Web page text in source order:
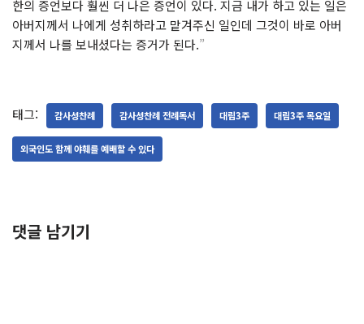
한의 증언보다 훨씬 더 나은 증언이 있다. 지금 내가 하고 있는 일은
아버지께서 나에게 성취하라고 맡겨주신 일인데 그것이 바로 아버
지께서 나를 보내셨다는 증거가 된다.”
태그: 감사성찬례 감사성찬례 전례독서 대림3주 대림3주 목요일
외국인도 함께 야훼를 예배할 수 있다
댓글 남기기